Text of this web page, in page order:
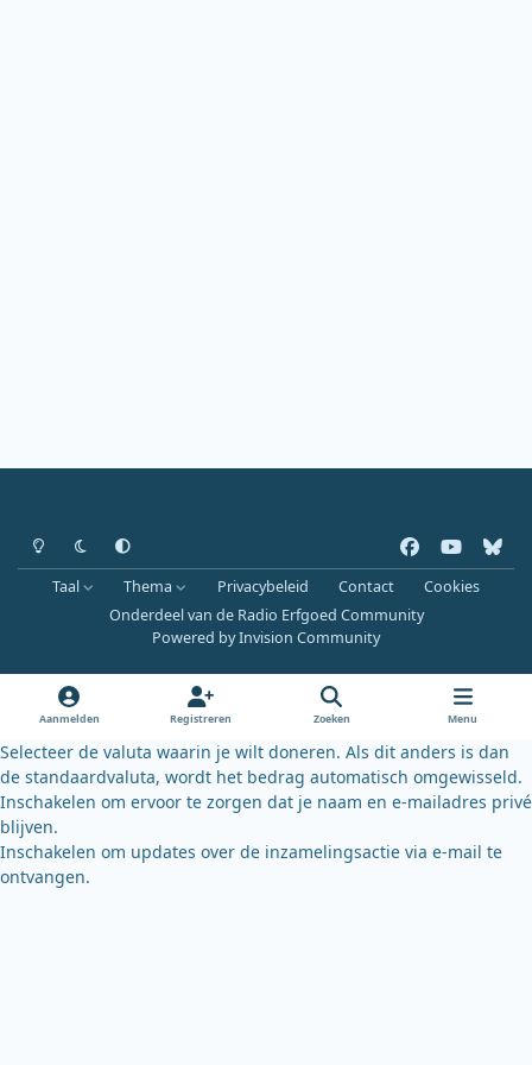
Heldere modus
Donkere modus
Systeemvoorkeur
a
c
e
k
o
u
b
l
u
k
y
Taal Thema Privacybeleid Contact
Cookies
Onderdeel van de Radio Erfgoed Community
Powered byInvision Community
Aanmelden Registreren Zoeken Menu
Selecteer de valuta waarin je wilt doneren. Als dit anders is dan
de standaardvaluta, wordt het bedrag automatisch omgewisseld.
Inschakelen om ervoor te zorgen dat je naam en e-mailadres privé
blijven.
Inschakelen om updates over de inzamelingsactie via e-mail te
ontvangen.